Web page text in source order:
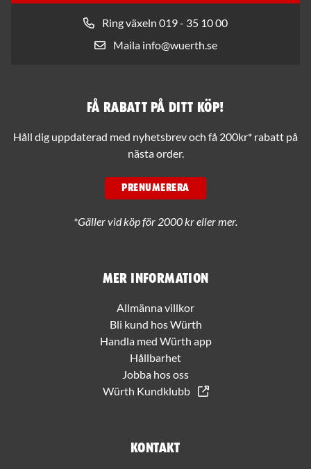
Ring växeln 019 - 35 10 00
Maila info@wuerth.se
Mer information
Allmänna villkor
Bli kund hos Würth
Handla med Würth app
Hållbarhet
Jobba hos oss
Würth Kundklubb
Kontakt
Få rabatt på ditt köp!
Håll dig uppdaterad med nyhetsbrev och få 200kr* rabatt på
nästa order.
PRENUMERERA
*Gäller vid köp för 2000 kr eller mer.